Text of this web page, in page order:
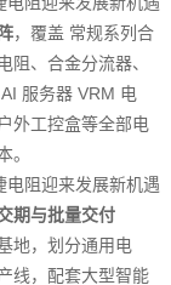
，覆盖 常规系列合
阻、合金分流器、
服务器 VRM 电
外工控盒等全部电
。
期与批量交付
地，划分通用电
线，配套大型智能